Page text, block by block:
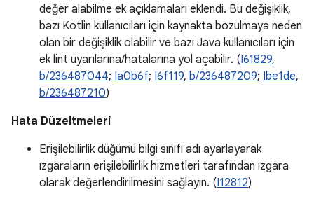
değer alabilme ek açıklamaları eklendi. Bu değişiklik,
bazı Kotlin kullanıcıları için kaynakta bozulmaya neden
olan bir değişiklik olabilir ve bazı Java kullanıcıları için
ek lint uyarılarına/hatalarına yol açabilir. (I61829,
b/236487044; Ia0b6f; I6f119, b/236487209; Ibe1de,
b/236487210)
Hata Düzeltmeleri
Erişilebilirlik düğümü bilgi sınıfı adı ayarlayarak
ızgaraların erişilebilirlik hizmetleri tarafından ızgara
olarak değerlendirilmesini sağlayın. (I12812)